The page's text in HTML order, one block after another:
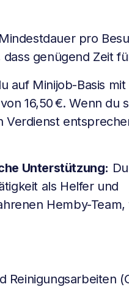
pro
genügend Zeit
auf Minijob-Basis mit
16,50 €. Wenn du
Verdienst
Unterstützung:
als Helfer und
Hemby-Team,
Reinigungsarbeiten